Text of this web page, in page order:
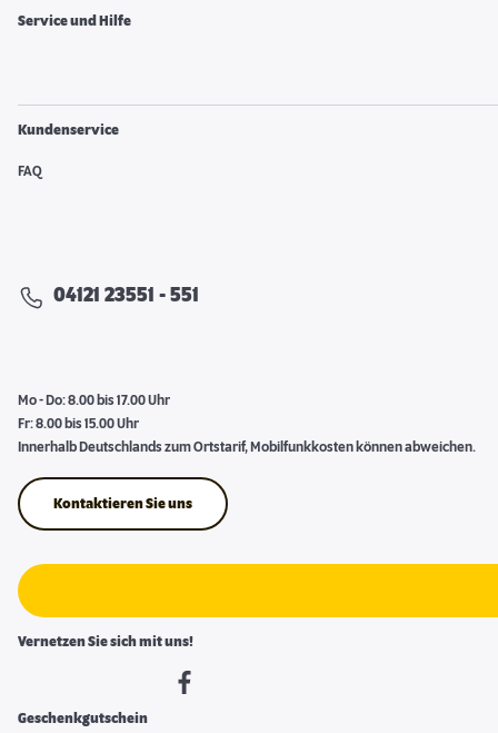
Service und Hilfe
Kundenservice
FAQ
04121 23551 - 551
Mo - Do: 8.00 bis 17.00 Uhr
Fr: 8.00 bis 15.00 Uhr
Innerhalb Deutschlands zum Ortstarif, Mobilfunkkosten können abweichen.
Kontaktieren Sie uns
Vernetzen Sie sich mit uns!
Geschenkgutschein